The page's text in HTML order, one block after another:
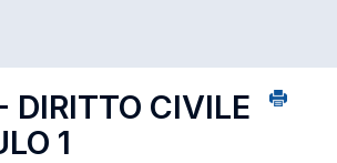
CIVILE
1